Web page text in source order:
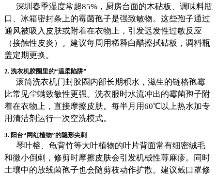
深圳春季湿度常超85%，厨房台面的木砧板、调味料瓶
口、冰箱密封条上的霉菌孢子是强致敏物。这些孢子通过
通风被吸入皮肤或附着在衣物上，引发迟发性过敏反应
（接触性皮炎）。建议每周用稀释白醋擦拭砧板，调料瓶
盖定期更换。
2. 洗衣机胶圈里的“温柔陷阱”
滚筒洗衣机门封胶圈内部长期积水，滋生的链格孢霉
比常见尘螨致敏性更强。洗衣服时水流冲出的霉菌孢子附
着在衣物上，直接摩擦皮肤。每半月用60℃以上热水加专
用清洁剂运行一次空洗模式。
3. 阳台“网红植物”的隐形尖刺
琴叶榕、龟背竹等大叶植物的叶片背面常有细密绒毛
和微小倒刺，修剪时摩擦皮肤会引发机械性荨麻疹。同时
土壤中的放线菌孢子也会随剪枝动作扩散。建议戴口罩修